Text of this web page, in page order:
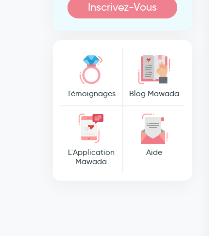
Inscrivez-Vous
Témoignages Blog Mawada
L'Application
Mawada
Aide